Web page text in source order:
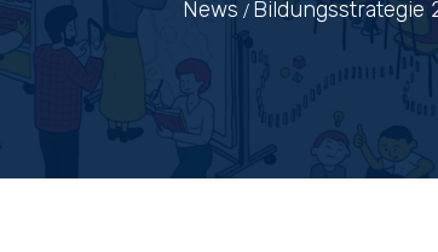
News Bildungsstrategie